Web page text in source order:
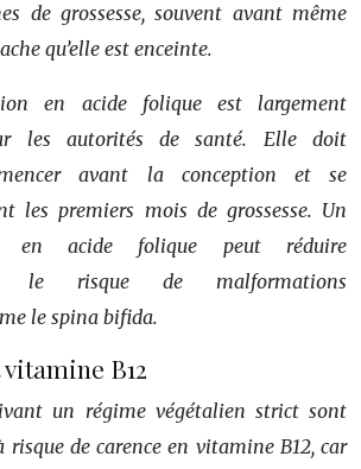
de grossesse, souvent avant même
qu’elle est enceinte.
en acide folique est largement
les autorités de santé. Elle doit
avant la conception et se
les premiers mois de grossesse. Un
en acide folique peut réduire
le risque de malformations
le spina bifida.
B12
un régime végétalien strict sont
de carence en vitamine B12, car